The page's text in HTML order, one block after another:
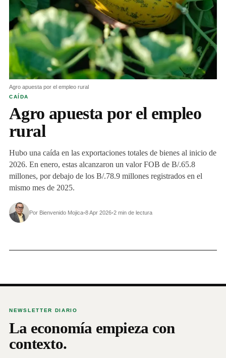
CAÍDA
Agro apuesta por el empleo
rural
Hubo una caída en las exportaciones totales de bienes al inicio de
2026. En enero, estas alcanzaron un valor FOB de B/.65.8
millones, por debajo de los B/.78.9 millones registrados en el
mismo mes de 2025.
Por Bienvenido Mojica•8 Apr 2026•2 min de lectura
Agro apuesta por el empleo rural
NEWSLETTER DIARIO
La economía empieza con
contexto.